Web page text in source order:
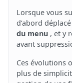
Lorsque vous
d’abord
du menu , et y
avant
Ces évolutions
plus de